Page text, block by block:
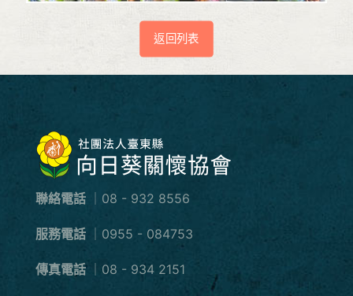
返回列表
聯絡電話 ｜08 - 932 8556
服務電話 ｜0955 - 084753
傳真電話 ｜08 - 934 2151